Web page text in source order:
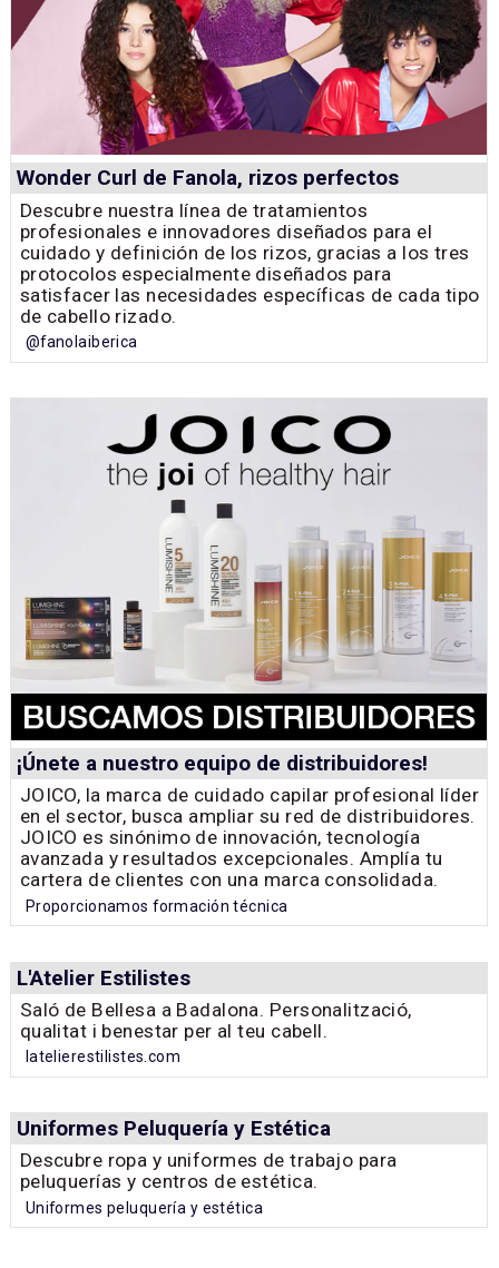
Wonder Curl de Fanola, rizos perfectos
Descubre nuestra línea de tratamientos
profesionales e innovadores diseñados para el
cuidado y definición de los rizos, gracias a los tres
protocolos especialmente diseñados para
satisfacer las necesidades específicas de cada tipo
de cabello rizado.
@fanolaiberica
¡Únete a nuestro equipo de distribuidores!
JOICO, la marca de cuidado capilar profesional líder
en el sector, busca ampliar su red de distribuidores.
JOICO es sinónimo de innovación, tecnología
avanzada y resultados excepcionales. Amplía tu
cartera de clientes con una marca consolidada.
Proporcionamos formación técnica
L'Atelier Estilistes
Saló de Bellesa a Badalona. Personalització,
qualitat i benestar per al teu cabell.
latelierestilistes.com
Uniformes Peluquería y Estética
Descubre ropa y uniformes de trabajo para
peluquerías y centros de estética.
Uniformes peluquería y estética